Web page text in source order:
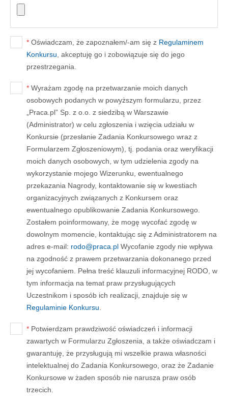
* Oświadczam, że zapoznałem/-am się z Regulaminem
Konkursu , akceptuję go i zobowiązuje się do jego
przestrzegania.
* Wyrażam zgodę na przetwarzanie moich danych
osobowych podanych w powyższym formularzu, przez
„Praca.pl” Sp. z o.o. z siedzibą w Warszawie
(Administrator) w celu zgłoszenia i wzięcia udziału w
Konkursie (przesłanie Zadania Konkursowego wraz z
Formularzem Zgłoszeniowym), tj. podania oraz weryfikacji
moich danych osobowych, w tym udzielenia zgody na
wykorzystanie mojego Wizerunku, ewentualnego
przekazania Nagrody, kontaktowanie się w kwestiach
organizacyjnych związanych z Konkursem oraz
ewentualnego opublikowanie Zadania Konkursowego.
Zostałem poinformowany, że mogę wycofać zgodę w
dowolnym momencie, kontaktując się z Administratorem na
adres e-mail: rodo@praca.pl Wycofanie zgody nie wpływa
na zgodność z prawem przetwarzania dokonanego przed
jej wycofaniem. Pełna treść klauzuli informacyjnej RODO, w
tym informacja na temat praw przysługujących
Uczestnikom i sposób ich realizacji, znajduje się w
Regulaminie Konkursu
* Potwierdzam prawdziwość oświadczeń i informacji
zawartych w Formularzu Zgłoszenia, a także oświadczam i
gwarantuję, że przysługują mi wszelkie prawa własności
intelektualnej do Zadania Konkursowego, oraz że Zadanie
Konkursowe w żaden sposób nie narusza praw osób
trzecich.